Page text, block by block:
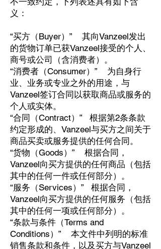
义：
“买方（Buyer）” 其向Vanzeel发出
的货物订单已获Vanzeel接受的个人、
商号或公司（含消费者）。
“消费者（Consumer）” 为自身行
业、业务或专业之外的用途，与
Vanzeel签订合同以获取商品或服务的
个人或实体。
“合同（Contract）” 根据第2条条款
约定形成的、Vanzeel与买方之间关于
商品买卖或服务提供的任何合同。
“货物（Goods）” 根据合同，
Vanzeel向买方提供的任何商品（包括
其中的任何一件或任何部分）。
“服务（Services）” 根据合同，
Vanzeel向买方提供的任何服务（包括
其中的任何一项或任何部分）。
“条款与条件（Terms and
Conditions）” 本文件中列明的标准
销售条款和条件，以及买方与Vanzeel